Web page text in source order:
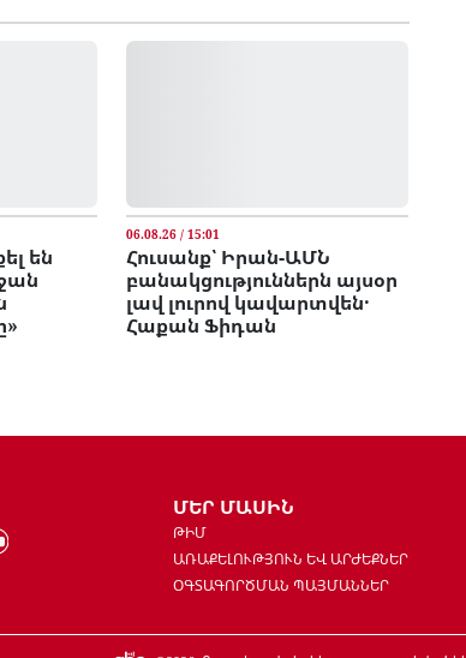
են
06.08.26 / 15:01
Հուսանք՝ Իրան-ԱՄՆ
բանակցություններն այսօր
լավ լուրով կավարտվեն․
Հաքան Ֆիդան
ՄԵՐ ՄԱՍԻՆ
ԹԻՄ
ԱՌԱՔԵԼՈՒԹՅՈՒՆ ԵՎ ԱՐԺԵՔՆԵՐ
ՕԳՏԱԳՈՐԾՄԱՆ ՊԱՅՄԱՆՆԵՐ